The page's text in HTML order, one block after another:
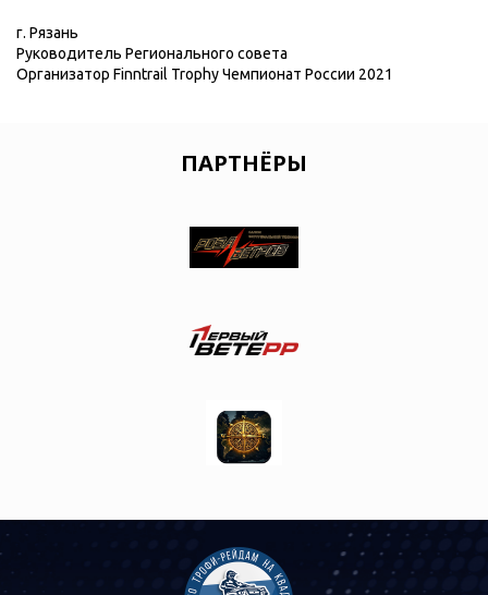
г. Рязань
Руководитель Регионального совета
Организатор Finntrail Trophy Чемпионат России 2021
ПАРТНЁРЫ